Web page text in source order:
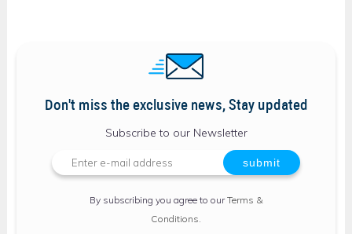
Don't miss the exclusive news, Stay updated
Subscribe to our Newsletter
By subscribing you agree to ourTerms &
Conditions.